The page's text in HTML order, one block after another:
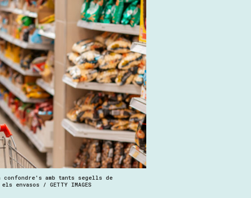
confondre's amb tants segells de
envasos / GETTY IMAGES